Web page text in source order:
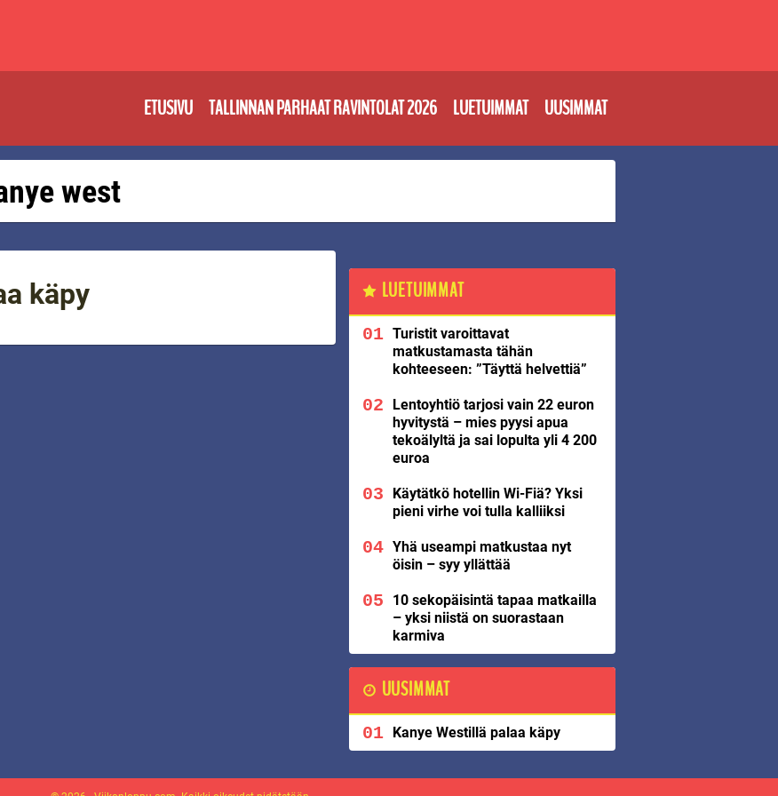
ETUSIVU TALLINNAN PARHAAT RAVINTOLAT 2026 LUETUIMMAT UUSIMMAT
west
käpy LUETUIMMAT
Turistit varoittavat
matkustamasta tähän
kohteeseen: ”Täyttä helvettiä”
Lentoyhtiö tarjosi vain 22 euron
hyvitystä – mies pyysi apua
tekoälyltä ja sai lopulta yli 4 200
euroa
Käytätkö hotellin Wi-Fiä? Yksi
pieni virhe voi tulla kalliiksi
Yhä useampi matkustaa nyt
öisin – syy yllättää
10 sekopäisintä tapaa matkailla
– yksi niistä on suorastaan
karmiva
UUSIMMAT
Kanye Westillä palaa käpy